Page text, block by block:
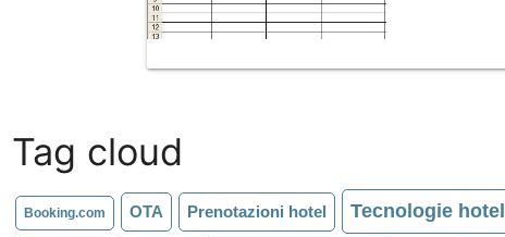
Tag cloud
Booking.com OTA Prenotazioni hotel Tecnologie hotel